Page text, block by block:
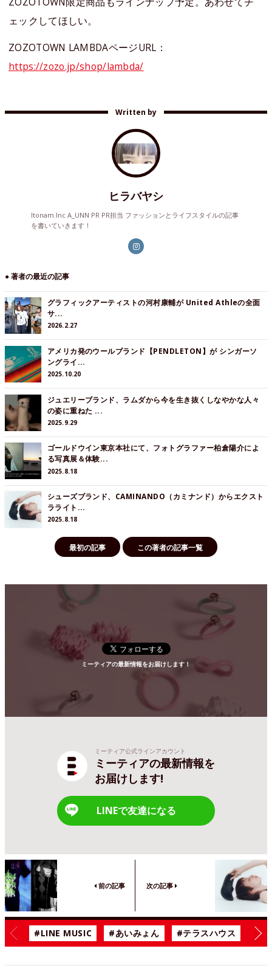
ェックしてほしい。
ZOZOTOWN LAMBDAページURL：
https://zozo.jp/shop/lambda/
Written by
ヒラバヤシ
Itonam.Inc A_UNN PR PR担当 ファッションとライフスタイルの記事
を書いていきます！
● 著者の最近の記事
グラフィックアーティストの河村康輔が United Athleの全面
サ...
2026.2.27
アメリカ発のウールブランド【PENDLETON】が シンガーソ
ングライ...
2025.10.20
ジュエリーブランド、ラムダから今を生き抜くしなやかな人々
の姿に重ねた ...
2025.9.29
ゴールドウイン東京本社にて、フォトグラファー柏倉陽介によ
る写真展＆体験...
2025.8.18
シューズブランド、CAMINANDO（カミナンド）からエクスト
ラライト...
2025.8.18
最初の記事 この著者の記事一覧
ミーティアの最新情報をお届けします！
ミーティア公式ラインアカウント
ミーティアの最新情報を
お届けします!
LINEで友達になる
前の記事 次の記事
#LINE MUSIC #あいみょん #テラスハウス #漫